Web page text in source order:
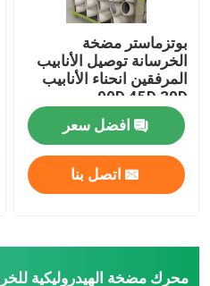
أنابيب مضخة الخرسانة
بوتزماستر مضخة
الخرسانة توصيل الأنابيب
المرفقين انحناء الأنابيب
90D 45D 30D
افضل سعر
اتصل بنا
محرك مضخة الهيدروليكية